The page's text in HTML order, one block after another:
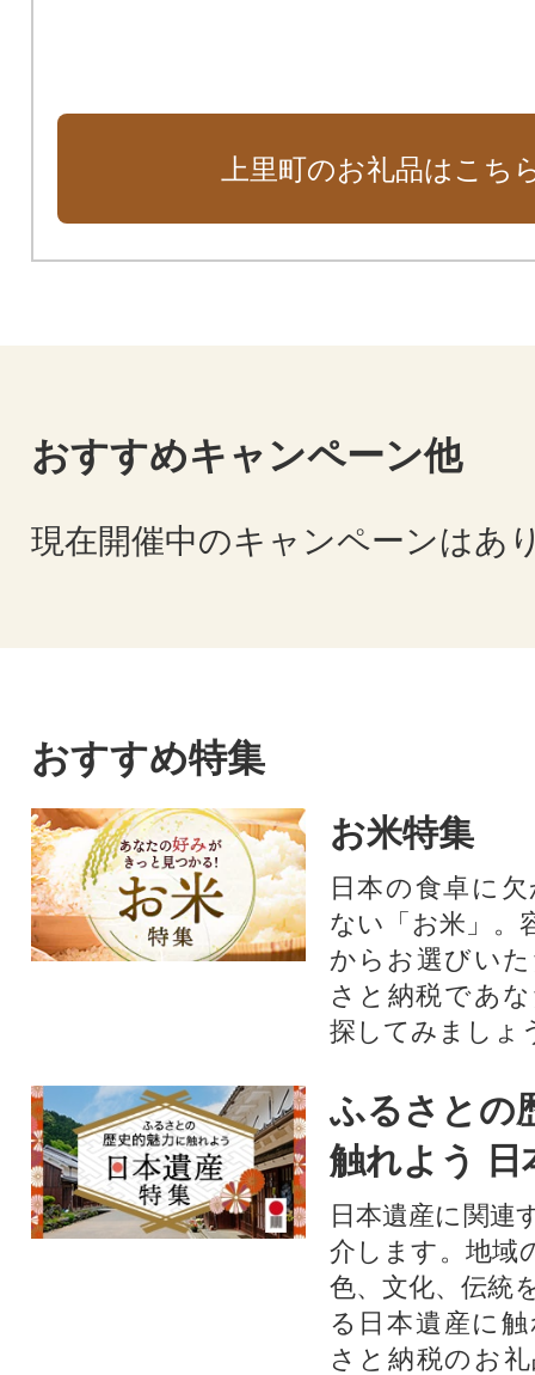
上里町のお礼品はこち
おすすめキャンペーン他
現在開催中のキャンペーンはあ
おすすめ特集
お米特集
日本の食卓に
ない「お米」。
からお選びい
さと納税であ
探してみましょ
ふるさとの
触れよう 日
日本遺産に関連
介します。地域
色、文化、伝統
る日本遺産に
さと納税のお